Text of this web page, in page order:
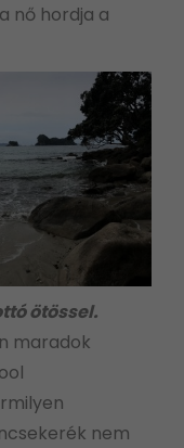
nő hordja a
ötössel.
maradok
nem